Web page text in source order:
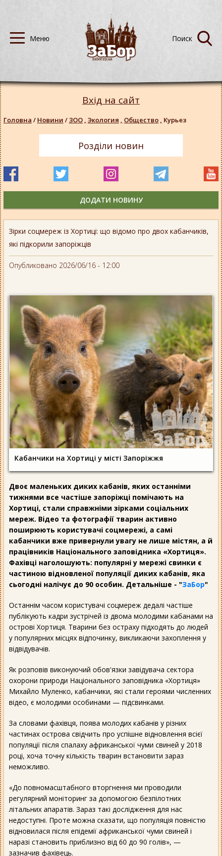
Зірки соцмереж із Хортиці: що відомо про двох кабанчиків,
які підкорили запоріжців
Опубликовано 2026/06/16 - 12:00
Кабанчики на Хортиці у місті Запоріжжя
Двоє маленьких диких кабанів, яких останніми
тижнями все частіше запоріжці помічають на
Хортиці, стали справжніми зірками соціальних
мереж. Відео та фотографії тварин активно
поширюють користувачі соцмережі, а самі
кабанчики вже привернули увагу не лише містян, а й
працівників Національного заповідника «Хортиця».
Фахівці наголошують: популярні у мережі свинки є
частиною відновленої популяції диких кабанів, яка
сьогодні налічує до 90 особин. Детальніше - "ЗаБор"
Останнім часом користувачі соцмереж дедалі частіше
публікують кадри зустрічей із двома молодими кабанами на
острові Хортиця. Тварини без остраху підходять до людей
у популярних місцях відпочинку, викликаючи захоплення у
відвідувачів.
Як розповів виконуючий обов'язки завідувача сектора
охорони природи Національного заповідника «Хортиця»
Михайло Муленко, кабанчики, які стали героями численних
відео, є молодими особинами — підсвинками.
За словами фахівця, поява молодих кабанів у різних
частинах острова свідчить про успішне відновлення всієї
популяції після спалаху африканської чуми свиней у 2018
році, хоча точну кількість тварин встановити зараз
неможливо.
«До повномасштабного вторгнення ми проводили
регулярний моніторинг за допомогою безпілотних
літальних апаратів. Зараз такі дослідження для нас
недоступні. Проте можна сказати, що популяція повністю
відновилася після епідемії африканської чуми свиней і
наразі становить приблизно від 60 до 90 голів», —
зазначив фахівець.
Вхід на сайт
Головна / Новини / ЗОО , Экология , Общество , Курьез
Розділи новин
ДОДАТИ НОВИНУ